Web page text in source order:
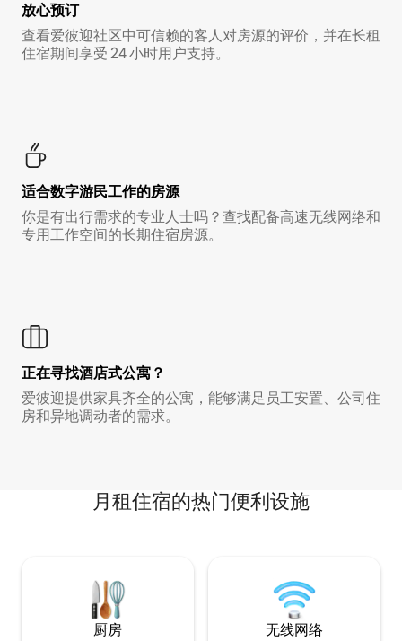
放心预订
查看爱彼迎社区中可信赖的客人对房源的评价，并在长租
住宿期间享受 24 小时用户支持。
适合数字游民工作的房源
你是有出行需求的专业人士吗？查找配备高速无线网络和
专用工作空间的长期住宿房源。
正在寻找酒店式公寓？
爱彼迎提供家具齐全的公寓，能够满足员工安置、公司住
房和异地调动者的需求。
月租住宿的热门便利设施
厨房 无线网络